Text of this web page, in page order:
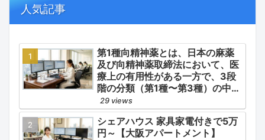
人気記事
第1種向精神薬とは、日本の麻薬
及び向精神薬取締法において、医
療上の有用性がある一方で、3段
階の分類（第1種〜第3種）の中で
最も医療用としての濫用の危険性
が高く、有害作用が強いとされる
医薬品です。
29 views
シェアハウス 家具家電付きで5万
円～【大阪アパートメント】